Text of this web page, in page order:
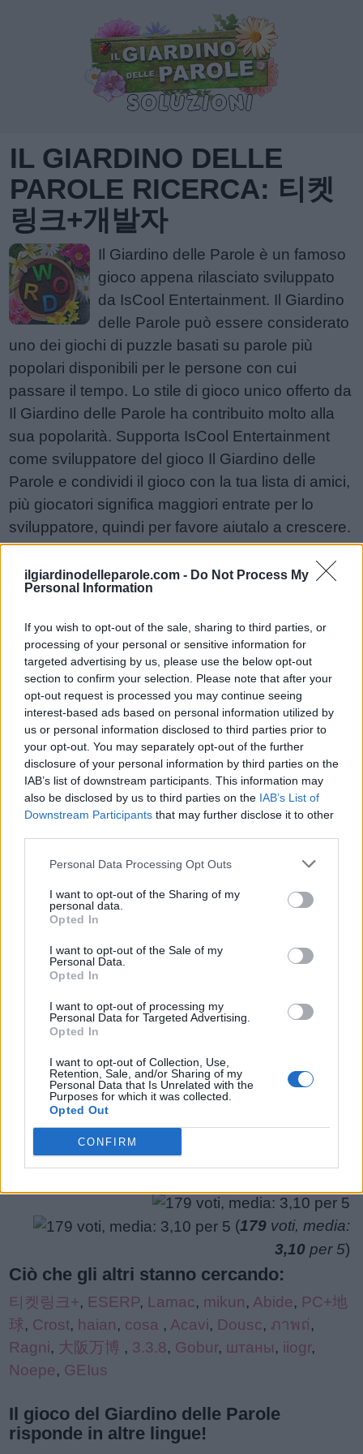
ilgiardinodelleparole.com - Do Not Process My
Personal Information
If you wish to opt-out of the sale, sharing to third parties, or
processing of your personal or sensitive information for
targeted advertising by us, please use the below opt-out
section to confirm your selection. Please note that after your
opt-out request is processed you may continue seeing
interest-based ads based on personal information utilized by
us or personal information disclosed to third parties prior to
your opt-out. You may separately opt-out of the further
disclosure of your personal information by third parties on the
IAB’s list of downstream participants. This information may
also be disclosed by us to third parties on the IAB’s List of
Downstream Participants that may further disclose it to other
Personal Data Processing Opt Outs
I want to opt-out of the Sharing of my
personal data.
Opted In
I want to opt-out of the Sale of my
Personal Data.
Opted In
I want to opt-out of processing my
Personal Data for Targeted Advertising.
Opted In
I want to opt-out of Collection, Use,
Retention, Sale, and/or Sharing of my
Personal Data that Is Unrelated with the
Purposes for which it was collected.
Opted Out
CONFIRM
IL GIARDINO DELLE
PAROLE RICERCA: 티켓
링크+개발자
Il Giardino delle Parole è un famoso
gioco appena rilasciato sviluppato
da IsCool Entertainment. Il Giardino
delle Parole può essere considerato
uno dei giochi di puzzle basati su parole più
popolari disponibili per le persone con cui
passare il tempo. Lo stile di gioco unico offerto da
Il Giardino delle Parole ha contribuito molto alla
sua popolarità. Supporta IsCool Entertainment
come sviluppatore del gioco Il Giardino delle
Parole e condividi il gioco con la tua lista di amici,
più giocatori significa maggiori entrate per lo
sviluppatore, quindi per favore aiutalo a crescere.
Non riesci ancora a trovare un livello specifico?
Lascia un commento qui sotto e saremo più che
felici di aiutarti!
Sponsored Links
Inserisci tutte le lettere del puzzle:
lettere
puzzle:
Livello di gioco non trovato.
(179 voti, media:
3,10 per 5)
Ciò che gli altri stanno cercando:
티켓링크+, ESERP, Lamac, mikun, Abide, PC+地
球, Crost, haian, cosa , Acavi, Dousc, ภาพถ่,
Ragni, 大阪万博 , 3.3.8, Gobur, штаны, iiogr,
Noepe, GEIus
Il gioco del Giardino delle Parole
risponde in altre lingue!